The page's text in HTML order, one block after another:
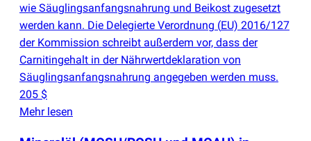
wie Säuglingsanfangsnahrung und Beikost zugesetzt
werden kann. Die Delegierte Verordnung (EU) 2016/127
der Kommission schreibt außerdem vor, dass der
Carnitingehalt in der Nährwertdeklaration von
Säuglingsanfangsnahrung angegeben werden muss.
205 $
Mehr lesen